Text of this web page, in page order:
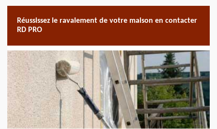
Réussissez le ravalement de votre maison en contacter
RD PRO